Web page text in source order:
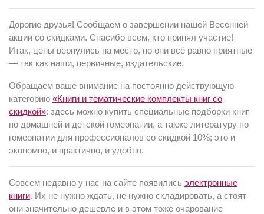
Дорогие друзья! Сообщаем о завершении нашей Весенней
акции со скидками. Спасибо всем, кто принял участие!
Итак, цены вернулись на место, но они всё равно приятные
— так как наши, первичные, издательские.
Обращаем ваше внимание на постоянно действующую
категорию «Книги и тематические комплекты книг со
скидкой»: здесь можно купить специальные подборки книг
по домашней и детской гомеопатии, а также литературу по
гомеопатии для профессионалов со скидкой 10%; это и
экономно, и практично, и удобно.
Совсем недавно у нас на сайте появились электронные
книги. Их не нужно ждать, не нужно складировать, а стоят
они значительно дешевле и в этом тоже очарование